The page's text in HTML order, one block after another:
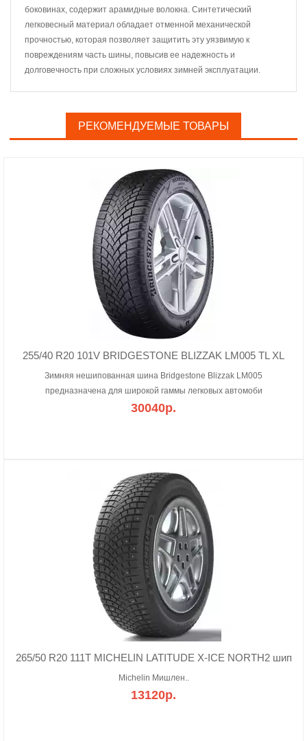
боковинах, содержит арамидные волокна. Синтетический
легковесный материал обладает отменной механической
прочностью, которая позволяет защитить эту уязвимую к
повреждениям часть шины, повысив ее надежность и
долговечность при сложных условиях зимней эксплуатации.
РЕКОМЕНДУЕМЫЕ ТОВАРЫ
255/40 R20 101V BRIDGESTONE BLIZZAK LM005 TL XL
Зимняя нешипованная шина Bridgestone Blizzak LM005
предназначена для широкой гаммы легковых автомоби
30040р.
265/50 R20 111T MICHELIN LATITUDE X-ICE NORTH2 шип
Michelin Мишлен..
13120р.